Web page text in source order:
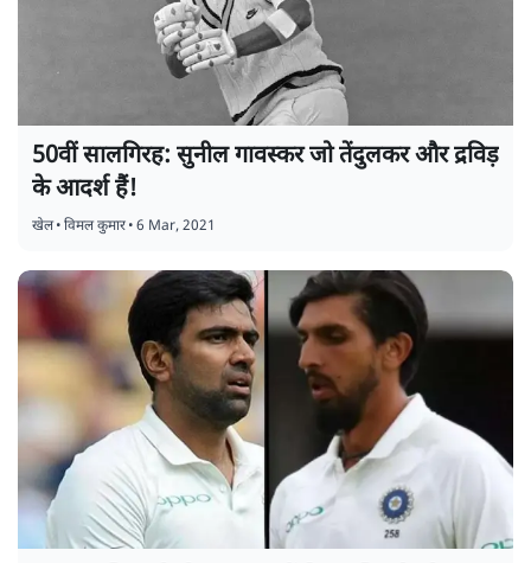
50वीं सालगिरह: सुनील गावस्कर जो तेंदुलकर और द्रविड़
के आदर्श हैं!
खेल•विमल कुमार•6 Mar, 2021